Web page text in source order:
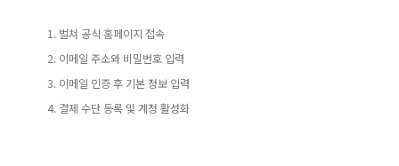
벌쳐 공식 홈페이지 접속
이메일 주소와 비밀번호 입력
이메일 인증 후 기본 정보 입력
결제 수단 등록 및 계정 활성화